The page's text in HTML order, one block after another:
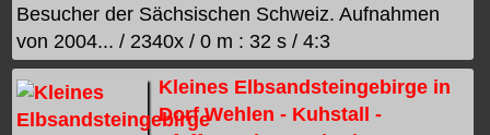
Besucher der Sächsischen Schweiz. Aufnahmen
von 2004... / 2340x / 0 m : 32 s / 4:3
Kleines Elbsandsteingebirge in
Dorf Wehlen - Kuhstall -